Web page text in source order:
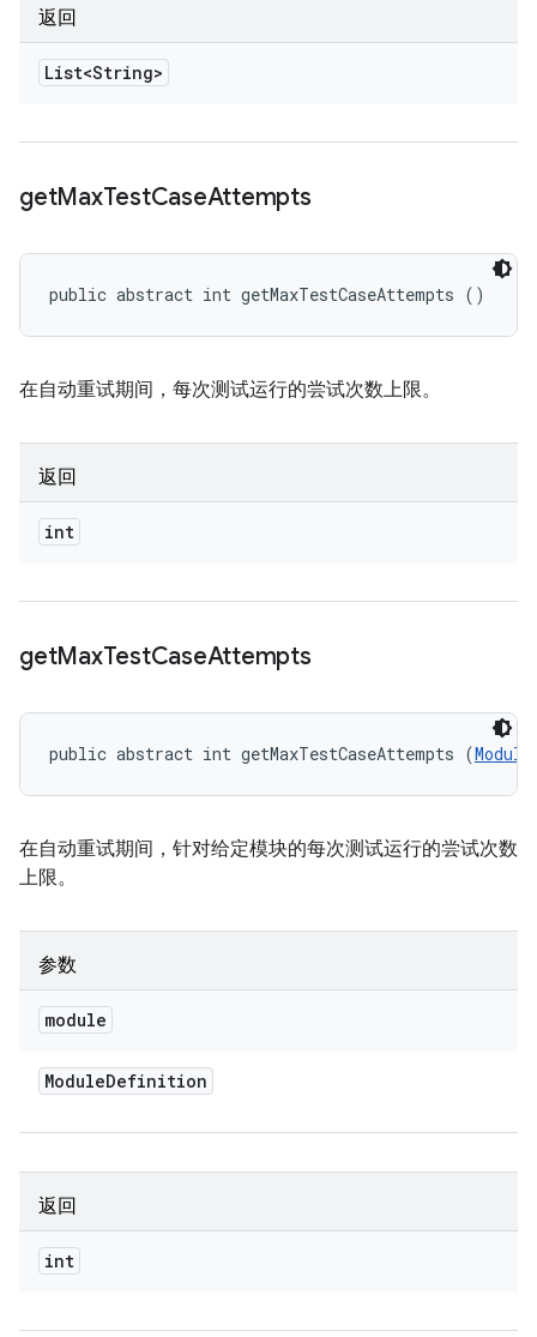
返回
List<String>
getMaxTestCaseAttempts
public abstract int getMaxTestCaseAttempts ()
在自动重试期间，每次测试运行的尝试次数上限。
返回
int
getMaxTestCaseAttempts
public abstract int getMaxTestCaseAttempts (
在自动重试期间，针对给定模块的每次测试运行的尝试次数
上限。
参数
module
ModuleDefinition
返回
int